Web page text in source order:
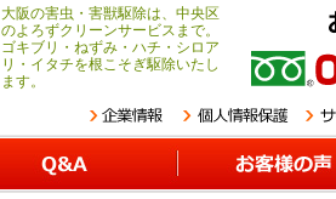
大阪の害虫・害獣駆除は、中央区
のよろずクリーンサービスまで。
ゴキブリ・ねずみ・ハチ・シロア
リ・イタチを根こそぎ駆除いたし
ます。